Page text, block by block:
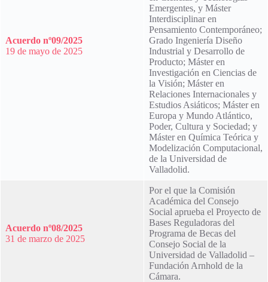
Acuerdo nº09/2025
19 de mayo de 2025
Emergentes, y Máster
Interdisciplinar en
Pensamiento Contemporáneo;
Grado Ingeniería Diseño
Industrial y Desarrollo de
Producto; Máster en
Investigación en Ciencias de
la Visión; Máster en
Relaciones Internacionales y
Estudios Asiáticos; Máster en
Europa y Mundo Atlántico,
Poder, Cultura y Sociedad; y
Máster en Química Teórica y
Modelización Computacional,
de la Universidad de
Valladolid.
Acuerdo nº08/2025
31 de marzo de 2025
Por el que la Comisión
Académica del Consejo
Social aprueba el Proyecto de
Bases Reguladoras del
Programa de Becas del
Consejo Social de la
Universidad de Valladolid –
Fundación Arnhold de la
Cámara.